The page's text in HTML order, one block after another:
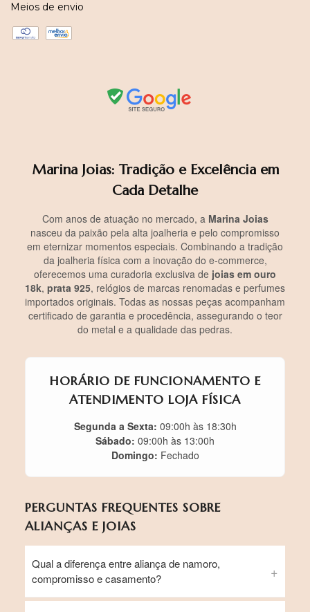
Meios de envio
Marina Joias: Tradição e Excelência em
Cada Detalhe
Com anos de atuação no mercado, a Marina Joias
nasceu da paixão pela alta joalheria e pelo compromisso
em eternizar momentos especiais. Combinando a tradição
da joalheria física com a inovação do e-commerce,
oferecemos uma curadoria exclusiva de joias em ouro
18k, prata 925, relógios de marcas renomadas e perfumes
importados originais. Todas as nossas peças acompanham
certificado de garantia e procedência, assegurando o teor
do metal e a qualidade das pedras.
HORÁRIO DE FUNCIONAMENTO E
ATENDIMENTO LOJA FÍSICA
Segunda a Sexta: 09:00h às 18:30h
Sábado: 09:00h às 13:00h
Domingo: Fechado
PERGUNTAS FREQUENTES SOBRE
ALIANÇAS E JOIAS
Qual a diferença entre aliança de namoro,
compromisso e casamento?